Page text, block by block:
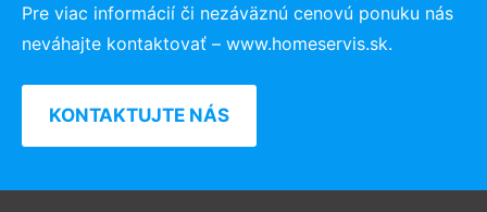
Pre viac informácií či nezáväznú cenovú ponuku nás
neváhajte kontaktovať – www.homeservis.sk.
KONTAKTUJTE NÁS